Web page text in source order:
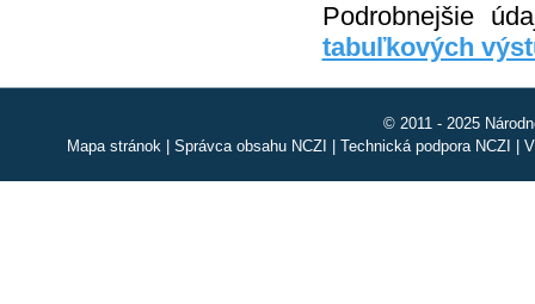
Podrobnejšie
tabuľkových
© 2011 - 2025
Mapa stránok| Správca obsahu NCZI Technická podpora NCZI